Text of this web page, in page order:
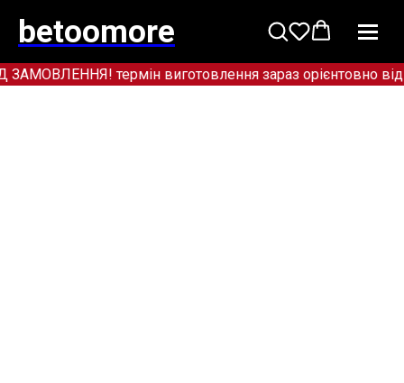
betoomore
термін виготовлення зараз орієнтовно від